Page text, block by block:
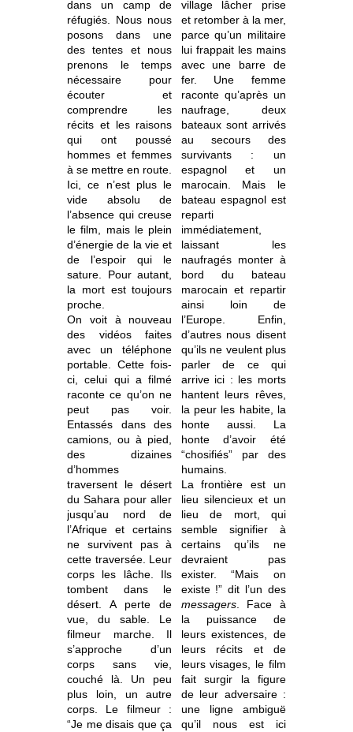
dans un camp de
réfugiés. Nous nous
posons dans une
des tentes et nous
prenons le temps
nécessaire pour
écouter et
comprendre les
récits et les raisons
qui ont poussé
hommes et femmes
à se mettre en route.
Ici, ce n’est plus le
vide absolu de
l’absence qui creuse
le film, mais le plein
d’énergie de la vie et
de l’espoir qui le
sature. Pour autant,
la mort est toujours
proche.
On voit à nouveau
des vidéos faites
avec un téléphone
portable. Cette fois-
ci, celui qui a filmé
raconte ce qu’on ne
peut pas voir.
Entassés dans des
camions, ou à pied,
des dizaines
d’hommes
traversent le désert
du Sahara pour aller
jusqu’au nord de
l’Afrique et certains
ne survivent pas à
cette traversée. Leur
corps les lâche. Ils
tombent dans le
désert. A perte de
vue, du sable. Le
filmeur marche. Il
s’approche d’un
corps sans vie,
couché là. Un peu
plus loin, un autre
corps. Le filmeur :
“Je me disais que ça
village lâcher prise
et retomber à la mer,
parce qu’un militaire
lui frappait les mains
avec une barre de
fer. Une femme
raconte qu’après un
naufrage, deux
bateaux sont arrivés
au secours des
survivants : un
espagnol et un
marocain. Mais le
bateau espagnol est
reparti
immédiatement,
laissant les
naufragés monter à
bord du bateau
marocain et repartir
ainsi loin de
l’Europe. Enfin,
d’autres nous disent
qu’ils ne veulent plus
parler de ce qui
arrive ici : les morts
hantent leurs rêves,
la peur les habite, la
honte aussi. La
honte d’avoir été
“chosifiés” par des
humains.
La frontière est un
lieu silencieux et un
lieu de mort, qui
semble signifier à
certains qu’ils ne
devraient pas
exister. “Mais on
existe !” dit l’un des
messagers. Face à
la puissance de
leurs existences, de
leurs récits et de
leurs visages, le film
fait surgir la figure
de leur adversaire :
une ligne ambiguë
qu’il nous est ici